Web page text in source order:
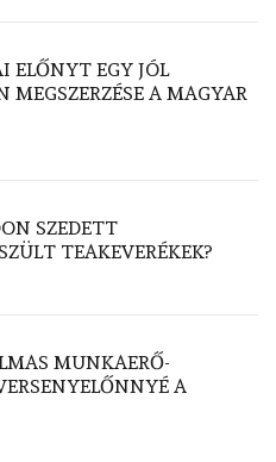
ELŐNYT EGY JÓL
A MAGYAR
SZEDETT
TEAKEVERÉKEK?
MUNKAERŐ-
A